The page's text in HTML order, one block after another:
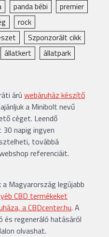
panda bébi
premier
rock
Szponzorált cikk
állatkert
állatpark
árú webáruház készítő
a Minibolt nevű
céget. Leendő
napig ingyen
továbbá
referenciáit.
Magyarország legújabb
CBD termékeket
a CBDcenter.hu. A
és regeneráló hatásáról
olvashat.